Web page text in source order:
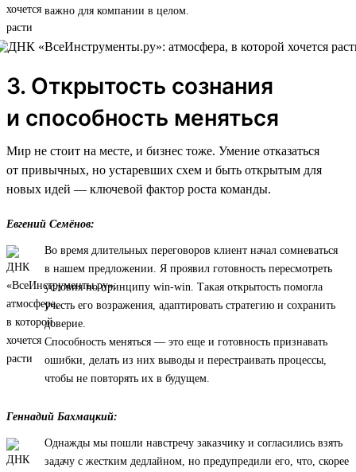
важно для компании в целом.
3. Открытость сознания
и способность меняться
Мир не стоит на месте, и бизнес тоже. Умение отказаться
от привычных, но устаревших схем и быть открытым для
новых идей — ключевой фактор роста команды.
Евгений Семёнов:
Во время длительных переговоров клиент начал сомневаться
в нашем предложении. Я проявил готовность пересмотреть
условия по принципу win-win. Такая открытость помогла
учесть его возражения, адаптировать стратегию и сохранить
доверие.
Способность меняться — это еще и готовность признавать
ошибки, делать из них выводы и перестраивать процессы,
чтобы не повторять их в будущем.
Геннадий Бахмацкий:
Однажды мы пошли навстречу заказчику и согласились взять
задачу с жестким дедлайном, но предупредили его, что, скорее